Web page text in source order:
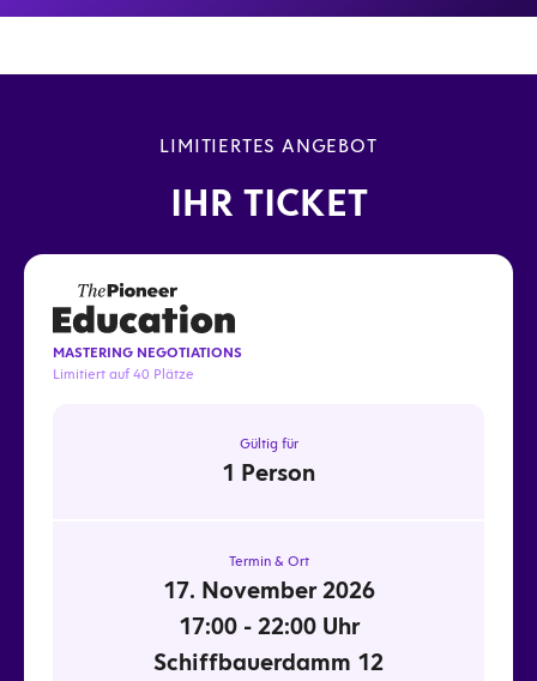
Negotiations erhalten ein Jahr Zugang zum Schranner
zum Austausch und Networking in entspannter
LIMITIERTES ANGEBOT
IHR TICKET
MASTERING NEGOTIATIONS
Limitiert auf 40 Plätze
Gültig für
1 Person
Termin & Ort
17. November 2026
17:00 - 22:00 Uhr
Schiffbauerdamm 12